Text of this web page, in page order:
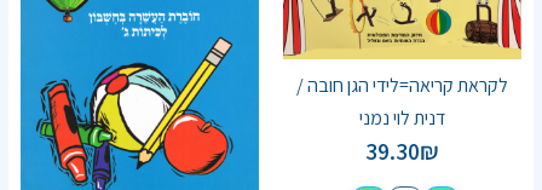
לקראת קריאה=לידי הגן חובה /
דנית לוי נמני
39.30₪